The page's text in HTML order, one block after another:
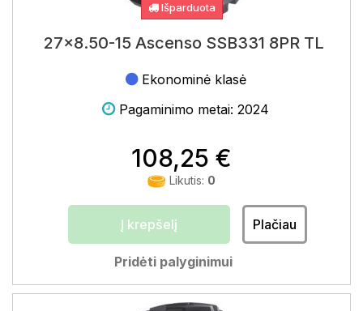
Išparduota
27x8.50-15 Ascenso SSB331 8PR TL
Ekonominė klasė
Pagaminimo metai: 2024
108,25 €
Likutis: 0
Į krepšelį Plačiau
Pridėti palyginimui